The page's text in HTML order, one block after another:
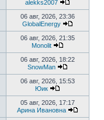
alekks2007
Перейти
к
06 авг, 2026, 23:36
GlobalEnergy
Перейти
к
06 авг, 2026, 21:35
Monolit
Перейти
к
последнему
06 авг, 2026, 18:22
SnowMan
Перейти
к
06 авг, 2026, 15:53
Юик
Перейти
к
последнему
05 авг, 2026, 17:17
Арина Ивановна
Перейти